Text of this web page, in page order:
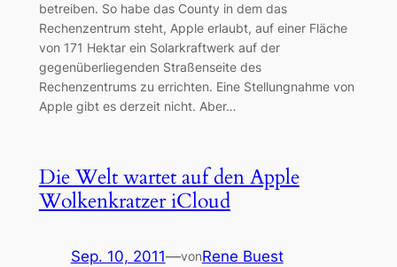
betreiben. So habe das County in dem das
Rechenzentrum steht, Apple erlaubt, auf einer Fläche
von 171 Hektar ein Solarkraftwerk auf der
gegenüberliegenden Straßenseite des
Rechenzentrums zu errichten. Eine Stellungnahme von
Apple gibt es derzeit nicht. Aber…
Die Welt wartet auf den Apple
Wolkenkratzer iCloud
Sep. 10, 2011—vonRene Buest